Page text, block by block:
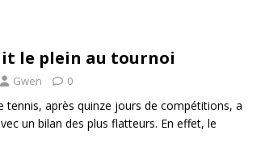
le plein au tournoi
Gwen 0
tennis, après quinze jours de compétitions, a
un bilan des plus flatteurs. En effet, le